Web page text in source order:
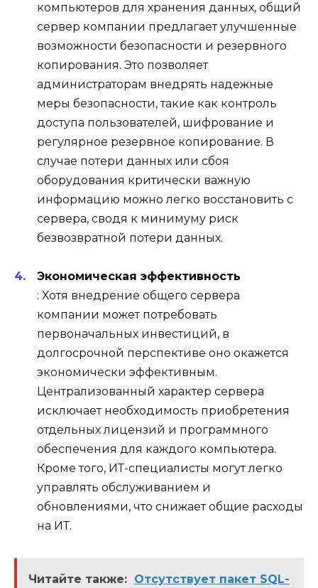
компьютеров для хранения данных, общий
сервер компании предлагает улучшенные
возможности безопасности и резервного
копирования. Это позволяет
администраторам внедрять надежные
меры безопасности, такие как контроль
доступа пользователей, шифрование и
регулярное резервное копирование. В
случае потери данных или сбоя
оборудования критически важную
информацию можно легко восстановить с
сервера, сводя к минимуму риск
безвозвратной потери данных.
Экономическая эффективность
: Хотя внедрение общего сервера
компании может потребовать
первоначальных инвестиций, в
долгосрочной перспективе оно окажется
экономически эффективным.
Централизованный характер сервера
исключает необходимость приобретения
отдельных лицензий и программного
обеспечения для каждого компьютера.
Кроме того, ИТ-специалисты могут легко
управлять обслуживанием и
обновлениями, что снижает общие расходы
на ИТ.
Читайте также: Отсутствует пакет SQL-